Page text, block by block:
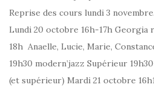
Reprise des cours lundi 3
Lundi 20 octobre 16h-17h
18h Anaelle, Lucie, Marie,
19h30 modern’jazz Supérieur
(et supérieur) Mardi 21 octobre